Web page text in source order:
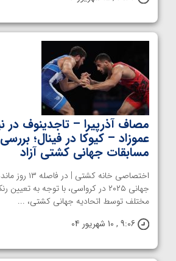
مصاف آذرپیرا – تاجدینوف در
عموزاد – کیوکا در فینال؛
مسابقات جهانی کشتی آزاد
اختصاصی خانه
مختلف توسط اتحادیه جهانی کشتی، ...
9:06 , 10 شهریور 04